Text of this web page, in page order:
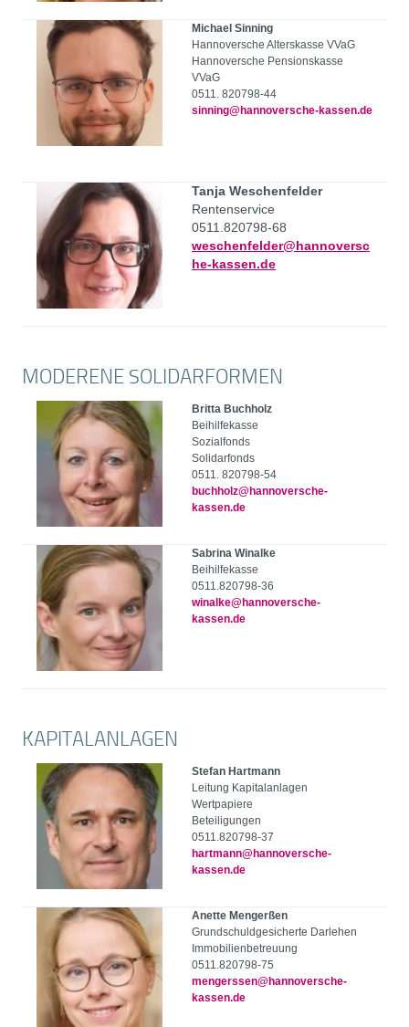
Michael Sinning
Hannoversche Alterskasse VVaG
Hannoversche Pensionskasse
VVaG
0511. 820798-44
sinning@hannoversche-kassen.de
Tanja Weschenfelder
Rentenservice
0511.820798-68
weschenfelder@hannoversc
he-kassen.de
MODERENE SOLIDARFORMEN
Britta Buchholz
Beihilfekasse
Sozialfonds
Solidarfonds
0511. 820798-54
buchholz@hannoversche-
kassen.de
Sabrina Winalke
Beihilfekasse
0511.820798-36
winalke@hannoversche-
kassen.de
KAPITALANLAGEN
Stefan Hartmann
Leitung Kapitalanlagen
Wertpapiere
Beteiligungen
0511.820798-37
hartmann@hannoversche-
kassen.de
Anette Mengerßen
Grundschuldgesicherte Darlehen
Immobilienbetreuung
0511.820798-75
mengerssen@hannoversche-
kassen.de